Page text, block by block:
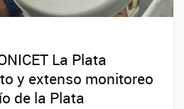
La Plata
y extenso monitoreo
de la Plata